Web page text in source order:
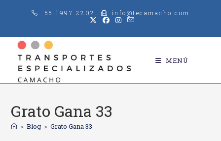
55 1997 2202 info@tecamacho.com
MENÚ
Grato Gana 33
> Blog > Grato Gana 33